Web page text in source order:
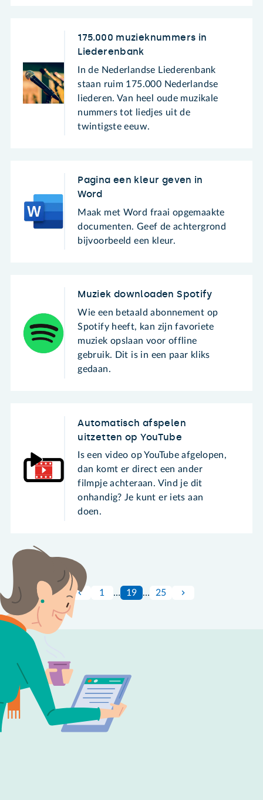
175.000 muzieknummers in
Liederenbank
In de Nederlandse Liederenbank
staan ruim 175.000 Nederlandse
liederen. Van heel oude muzikale
nummers tot liedjes uit de
twintigste eeuw.
Pagina een kleur geven in
Word
Maak met Word fraai opgemaakte
documenten. Geef de achtergrond
bijvoorbeeld een kleur.
Muziek downloaden Spotify
Wie een betaald abonnement op
Spotify heeft, kan zijn favoriete
muziek opslaan voor offline
gebruik. Dit is in een paar kliks
gedaan.
Automatisch afspelen
uitzetten op YouTube
Is een video op YouTube afgelopen,
dan komt er direct een ander
filmpje achteraan. Vind je dit
onhandig? Je kunt er iets aan
doen.
1 … 19 … 25